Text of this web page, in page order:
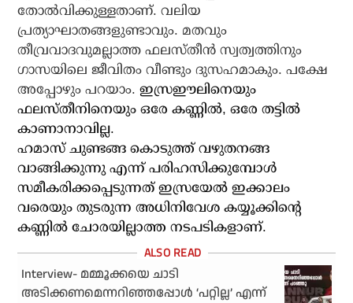
തോല്‍വിക്കുള്ളതാണ്. വലിയ
പ്രത്യാഘാതങ്ങളുണ്ടാവും. മതവും
തീവ്രവാദവുമല്ലാത്ത ഫലസ്തീന്‍ സ്വത്വത്തിനും
ഗാസയിലെ ജീവിതം വീണ്ടും ദുസഹമാകും. പക്ഷേ
അപ്പോഴും പറയാം.ഇസ്രഈലിനെയും
ഫലസ്തീനിനെയും ഒരേ കണ്ണില്‍, ഒരേ തട്ടില്‍
കാണാനാവില്ല.
ഹമാസ് ചുണ്ടങ്ങ കൊടുത്ത് വഴുതനങ്ങ
വാങ്ങിക്കുന്നു എന്ന് പരിഹസിക്കുമ്പോള്‍
സമീകരിക്കപ്പെടുന്നത് ഇസ്രയേല്‍ ഇക്കാലം
വരെയും തുടരുന്ന അധിനിവേശ കയ്യൂക്കിന്റെ
കണ്ണില്‍ ചോരയില്ലാത്ത നടപടികളാണ്.
Interview- മമ്മൂക്കയെ ചാടി
അടിക്കണമെന്നറിഞ്ഞപ്പോള്‍ ‘പറ്റില്ല’ എന്ന്